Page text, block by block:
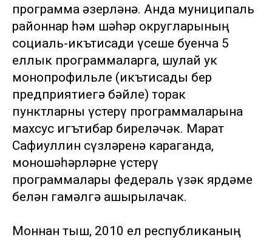
программа әзерләнә. Анда муниципаль
районнар һәм шәһәр округларының
социаль-икътисади үсеше буенча 5
еллык программаларга, шулай ук
монопрофильле (икътисады бер
предприятиегә бәйле) торак
пунктларны үстерү программаларына
махсус игътибар биреләчәк. Марат
Сафиуллин сүзләренә караганда,
моношәһәрләрне үстерү
программалары федераль үзәк ярдәме
белән гамәлгә ашырылачак.
Моннан тыш, 2010 ел республиканың